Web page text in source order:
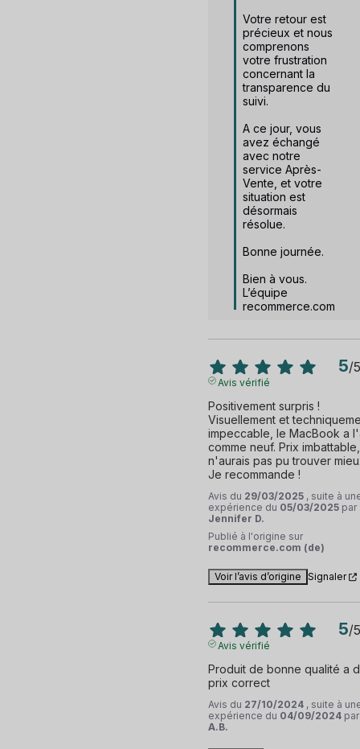
Votre retour est
précieux et nous
comprenons
votre frustration
concernant la
transparence du
suivi.
A ce jour, vous
avez échangé
avec notre
service Après-
Vente, et votre
situation est
désormais
résolue.
Bonne journée.
Bien à vous.
L’équipe
recommerce.com
5/5
Avis vérifié
Positivement surpris !
Visuellement et
impeccable, le MacBook a
comme neuf. Prix
n'aurais pas pu trouver
Je recommande !
Avis du 29/03/2025 , suite à
expérience du 05/03/2025 par
Jennifer D.
Publié à l'origine sur
recommerce.com (de)
Voir l’avis d’origine Signaler
5/5
Avis vérifié
Produit de bonne qualité a
prix correct
Avis du 27/10/2024 , suite à
expérience du 04/09/2024 par
A.B.